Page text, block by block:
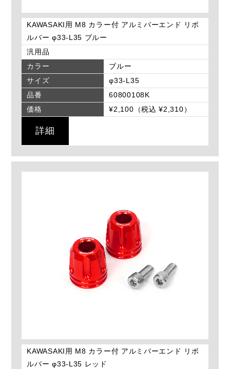
KAWASAKI用 M8 カラー付 アルミバーエンド リボ
ルバー φ33-L35 ブルー
汎用品
カラー
ブルー
サイズ
φ33-L35
品番
60800108K
価格
¥2,100（税込 ¥2,310）
詳細
KAWASAKI用 M8 カラー付 アルミバーエンド リボ
ルバー φ33-L35 レッド